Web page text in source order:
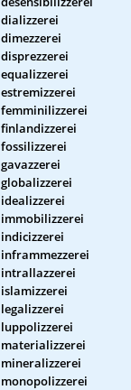
dializzerei
dimezzerei
disprezzerei
equalizzerei
estremizzerei
femminilizzerei
finlandizzerei
fossilizzerei
gavazzerei
globalizzerei
idealizzerei
immobilizzerei
indicizzerei
inframmezzerei
intrallazzerei
islamizzerei
legalizzerei
luppolizzerei
materializzerei
mineralizzerei
monopolizzerei